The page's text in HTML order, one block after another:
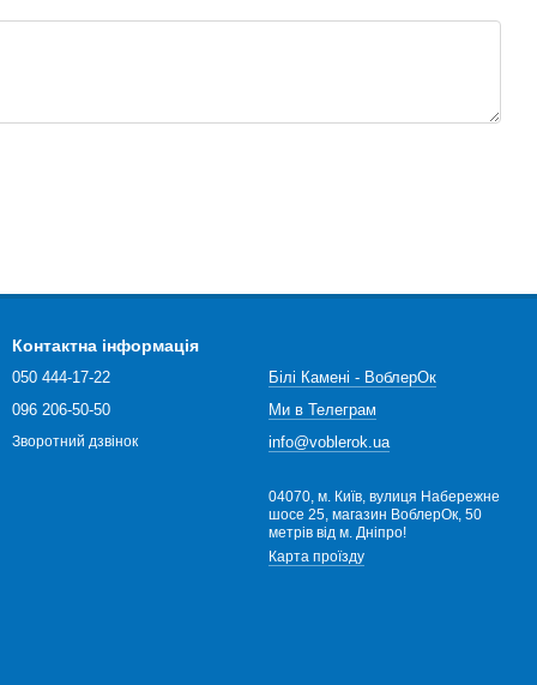
Контактна інформація
050 444-17-22
096 206-50-50
Зворотний дзвінок
Білі Камені - ВоблерОк
Ми в Телеграм
info@voblerok.ua
04070, м. Київ, вулиця Набережне
шосе 25, магазин ВоблерОк, 50
метрів від м. Дніпро!
Карта проїзду